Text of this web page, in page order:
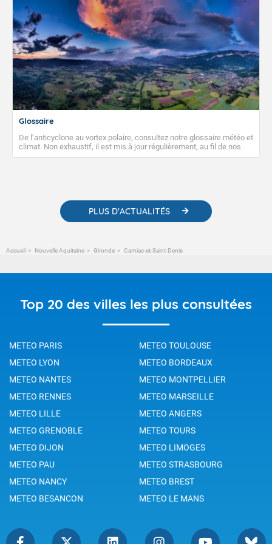
Glossaire
De l’anticyclone au vortex polaire, consultez notre glossaire météo et
climat. Non exhaustif, il est mis à jour régulièrement, au fil de nos
publications. Vous y trouverez également des liens utiles vers nos
PLUS D'ACTUALITÉS
Accueil Nouvelle Aquitaine Gironde Camiac-et-Saint-Denis
Top 20 des villes les plus consultées
METEO PARIS
METEO TOULOUSE
METEO LYON
METEO BORDEAUX
METEO NANTES
METEO MONTPELLIER
METEO RENNES
METEO MARSEILLE
METEO LILLE
METEO ANGERS
METEO GRENOBLE
METEO TOURS
METEO DIJON
METEO LIMOGES
METEO PAU
METEO STRASBOURG
METEO NANCY
METEO BREST
METEO BESANCON
METEO LE MANS